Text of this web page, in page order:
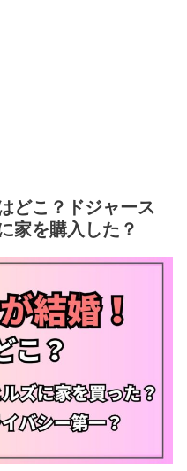
どこ？ドジャース
家を購入した？